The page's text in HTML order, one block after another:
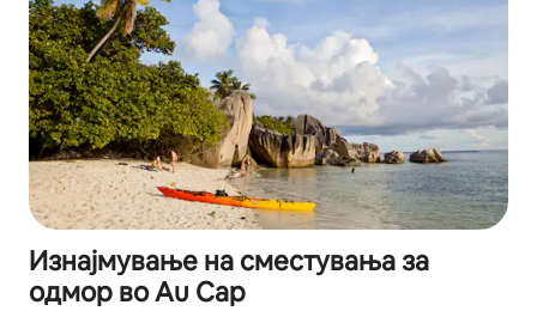
Изнајмување на сместувања за
одмор во Au Cap